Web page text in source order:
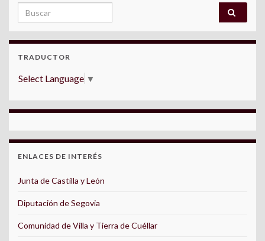
Search for:
TRADUCTOR
Select Language ▼
ENLACES DE INTERÉS
Junta de Castilla y León
Diputación de Segovia
Comunidad de Villa y Tierra de Cuéllar